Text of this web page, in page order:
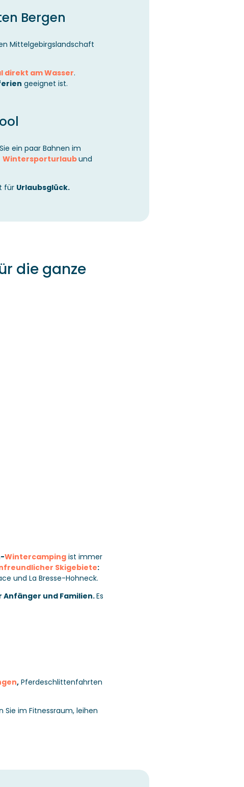
Bergen
Mittelgebirgslandschaft
direkt am Wasser.
geeignet ist.
ein paar Bahnen im
Wintersporturlaubund
für Urlaubsglück.
die ganze
Wintercamping ist immer
Skigebiete:
und La Bresse-Hohneck.
und Familien.Es
, Pferdeschlittenfahrten
Sie im Fitnessraum, leihen